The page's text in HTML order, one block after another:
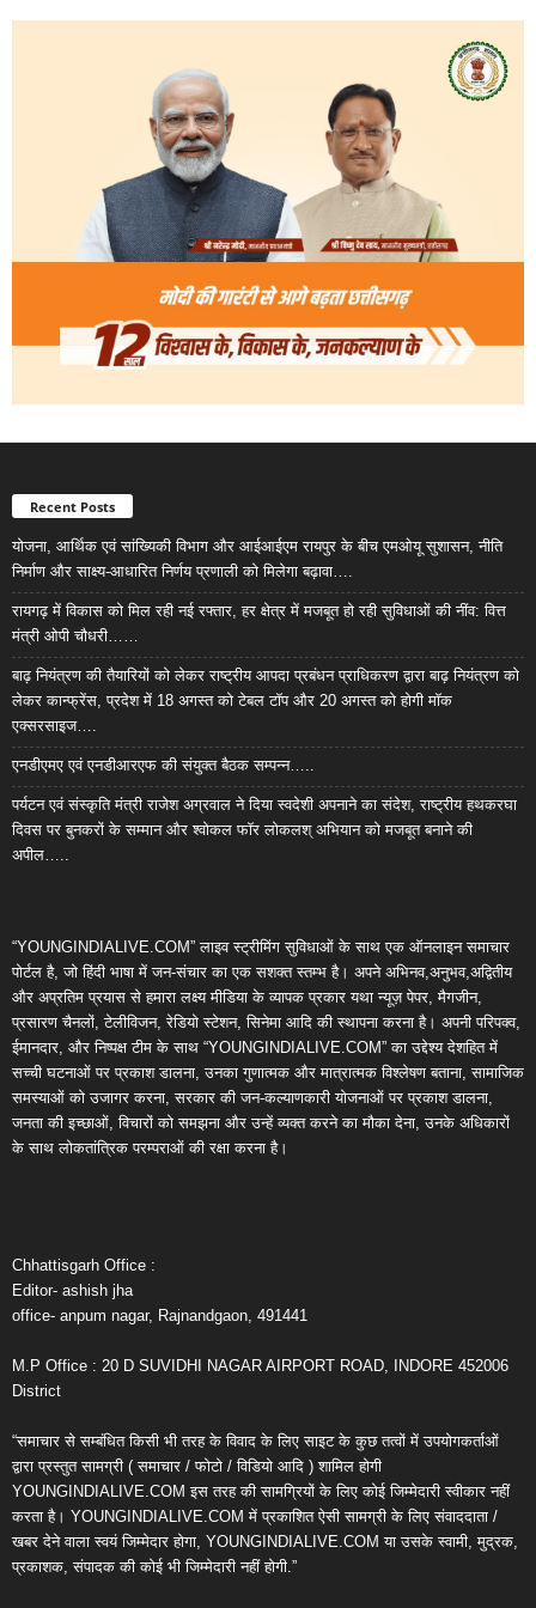
Recent Posts
योजना, आर्थिक एवं सांख्यिकी विभाग और आईआईएम रायपुर के बीच एमओयू सुशासन, नीति
निर्माण और साक्ष्य-आधारित निर्णय प्रणाली को मिलेगा बढ़ावा….
रायगढ़ में विकास को मिल रही नई रफ्तार, हर क्षेत्र में मजबूत हो रही सुविधाओं की नींव: वित्त
मंत्री ओपी चौधरी……
बाढ़ नियंत्रण की तैयारियों को लेकर राष्ट्रीय आपदा प्रबंधन प्राधिकरण द्वारा बाढ़ नियंत्रण को
लेकर कान्फ्रेंस, प्रदेश में 18 अगस्त को टेबल टॉप और 20 अगस्त को होगी मॉक
एक्सरसाइज….
एनडीएमए एवं एनडीआरएफ की संयुक्त बैठक सम्पन्न…..
पर्यटन एवं संस्कृति मंत्री राजेश अग्रवाल ने दिया स्वदेशी अपनाने का संदेश, राष्ट्रीय हथकरघा
दिवस पर बुनकरों के सम्मान और श्वोकल फॉर लोकलश् अभियान को मजबूत बनाने की
अपील…..
“YOUNGINDIALIVE.COM” लाइव स्ट्रीमिंग सुविधाओं के साथ एक ऑनलाइन समाचार
पोर्टल है, जो हिंदी भाषा में जन-संचार का एक सशक्त स्तम्भ है। अपने अभिनव,अनुभव,अद्वितीय
और अप्रतिम प्रयास से हमारा लक्ष्य मीडिया के व्यापक प्रकार यथा न्यूज़ पेपर, मैगजीन,
प्रसारण चैनलों, टेलीविजन, रेडियो स्टेशन, सिनेमा आदि की स्थापना करना है। अपनी परिपक्व,
ईमानदार, और निष्पक्ष टीम के साथ “YOUNGINDIALIVE.COM” का उद्देश्य देशहित में
सच्ची घटनाओं पर प्रकाश डालना, उनका गुणात्मक और मात्रात्मक विश्लेषण बताना, सामाजिक
समस्याओं को उजागर करना, सरकार की जन-कल्याणकारी योजनाओं पर प्रकाश डालना,
जनता की इच्छाओं, विचारों को समझना और उन्हें व्यक्त करने का मौका देना, उनके अधिकारों
के साथ लोकतांत्रिक परम्पराओं की रक्षा करना है।
Chhattisgarh Office :
Editor- ashish jha
office- anpum nagar, Rajnandgaon, 491441
M.P Office : 20 D SUVIDHI NAGAR AIRPORT ROAD, INDORE 452006
District
“समाचार से सम्बंधित किसी भी तरह के विवाद के लिए साइट के कुछ तत्वों में उपयोगकर्ताओं
द्वारा प्रस्तुत सामग्री ( समाचार / फोटो / विडियो आदि ) शामिल होगी
YOUNGINDIALIVE.COM इस तरह की सामग्रियों के लिए कोई जिम्मेदारी स्वीकार नहीं
करता है। YOUNGINDIALIVE.COM में प्रकाशित ऐसी सामग्री के लिए संवाददाता /
खबर देने वाला स्वयं जिम्मेदार होगा, YOUNGINDIALIVE.COM या उसके स्वामी, मुद्रक,
प्रकाशक, संपादक की कोई भी जिम्मेदारी नहीं होगी.”